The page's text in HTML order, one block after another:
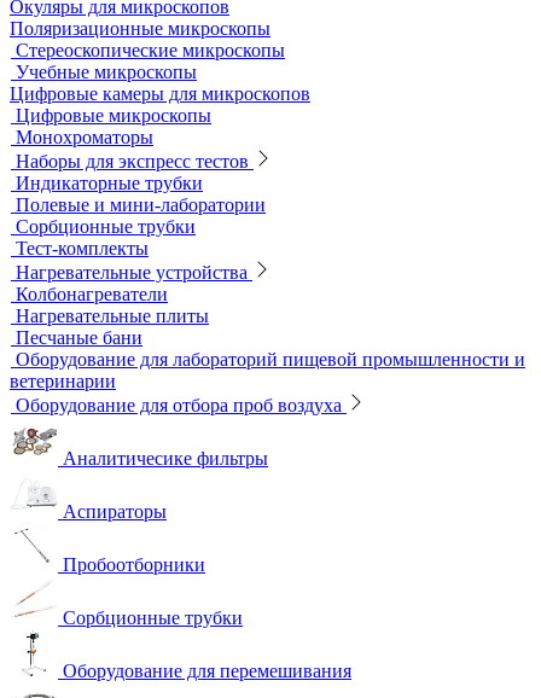
Воронки делительные
Колбы
Мерная посуда
Посуда общего назначения
Центрифужные пробирки
Микроскопы
Инвертируемые микроскопы
Комплектующие к микроскопам
Лабораторные микроскопы
Люминесцентные микроскопы
Металлографические микроскопы
Объективы для микроскопов
Окуляры для микроскопов
Поляризационные микроскопы
Стереоскопические микроскопы
Учебные микроскопы
Цифровые камеры для микроскопов
Цифровые микроскопы
Монохроматоры
Наборы для экспресс тестов
Индикаторные трубки
Полевые и мини-лаборатории
Сорбционные трубки
Тест-комплекты
Нагревательные устройства
Колбонагреватели
Нагревательные плиты
Песчаные бани
Оборудование для лабораторий пищевой промышленности и
ветеринарии
Оборудование для отбора проб воздуха